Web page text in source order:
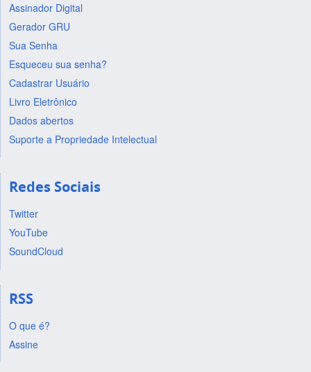
Assinador Digital
Gerador GRU
Sua Senha
Esqueceu sua senha?
Cadastrar Usuário
Livro Eletrônico
Dados abertos
Suporte a Propriedade Intelectual
Redes Sociais
Twitter
YouTube
SoundCloud
RSS
O que é?
Assine